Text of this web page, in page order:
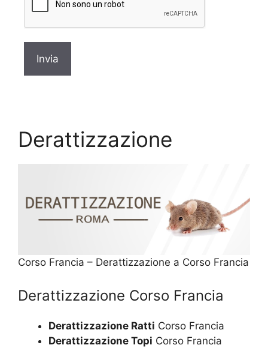
Derattizzazione
Corso Francia – Derattizzazione a Corso Francia
Derattizzazione Corso Francia
Derattizzazione Ratti Corso Francia
Derattizzazione Topi Corso Francia